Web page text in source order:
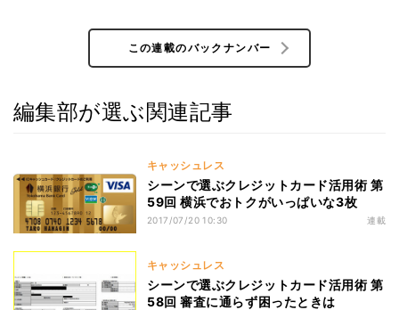
この連載のバックナンバー
編集部が選ぶ関連記事
キャッシュレス
シーンで選ぶクレジットカード活用術 第
59回 横浜でおトクがいっぱいな3枚
2017/07/20 10:30 連載
キャッシュレス
シーンで選ぶクレジットカード活用術 第
58回 審査に通らず困ったときは